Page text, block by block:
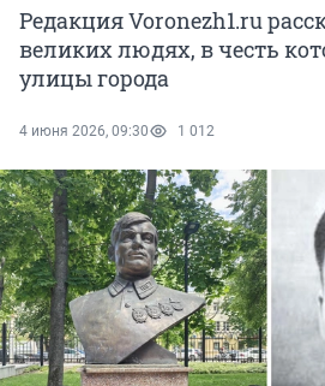
Редакция Voronezh1.ru
великих людях, в честь
улицы города
4 июня 2026, 09:30 1 012